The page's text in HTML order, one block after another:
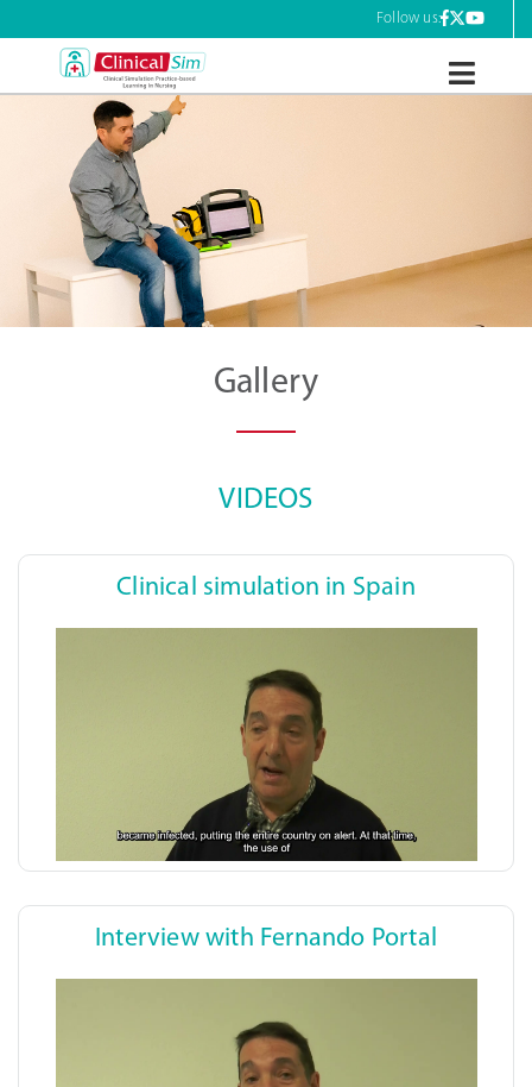
to
Follow us:
ClinicalSim
Gallery
VIDEOS
Clinical simulation in Spain
Interview with Fernando Portal